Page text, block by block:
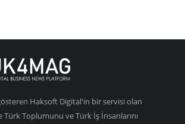
Haksoft Digital'in bir servisi olan
Türk Toplumunu ve Türk İş İnsanlarını